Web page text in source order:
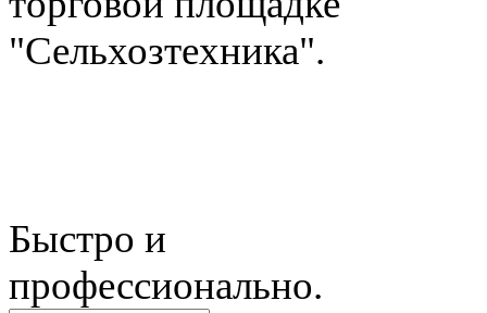
"Сельхозтехника".
Быстро и
профессионально.